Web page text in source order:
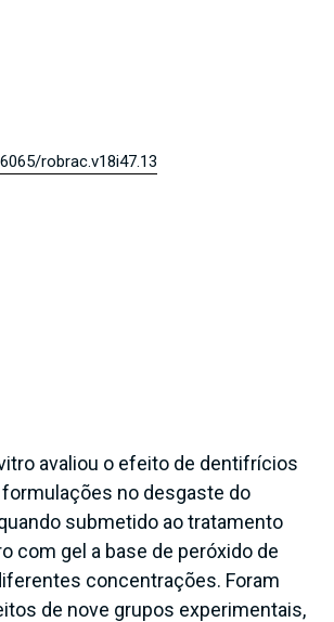
robrac.v18i47.13
avaliou o efeito de dentifrícios
no desgaste do
submetido ao tratamento
com gel a base de peróxido de
concentrações. Foram
de nove grupos experimentais,